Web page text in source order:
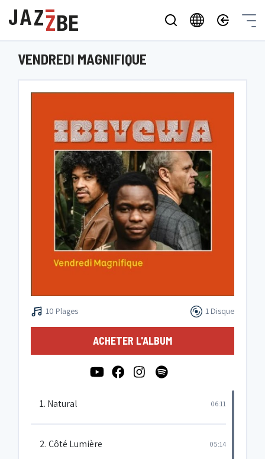
VENDREDI MAGNIFIQUE
10 Plages 1 Disque
ACHETER L'ALBUM
1. Natural 06:11
2. Côté Lumière 05:14